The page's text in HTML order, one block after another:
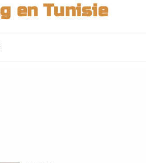
en Tunisie